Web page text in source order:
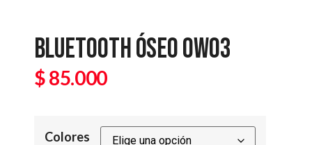
BLUETOOTH ÓSEO OW03
$85.000
Colores